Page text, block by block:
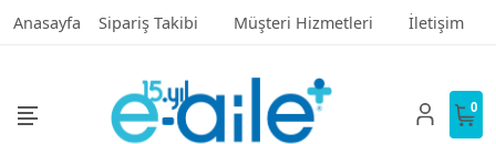
Anasayfa Sipariş Takibi Müşteri Hizmetleri İletişim
0